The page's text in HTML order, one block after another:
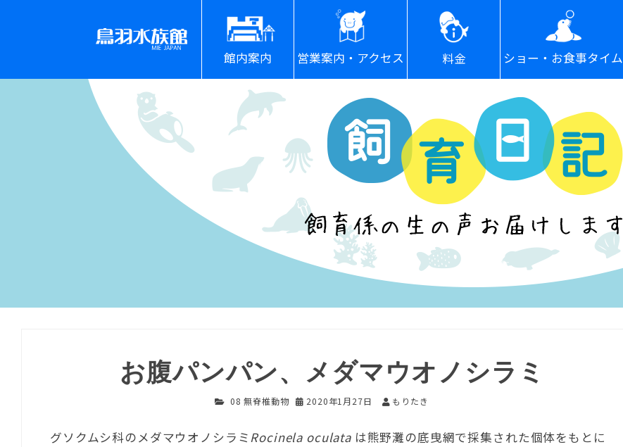
館内案内 営業案内・アクセス 料金 ショー・お食事タイム
お腹パンパン、メダマウオノシラミ
08 無脊椎動物 2020年1月27日 もりたき
グソクムシ科のメダマウオノシラミRocinela oculataは熊野灘の底曳網で採集された個体をもとに